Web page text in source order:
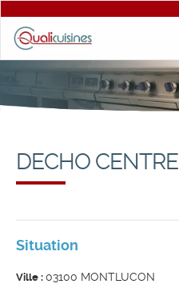
DECHO CENTRE
Situation
Ville : 03100 MONTLUCON